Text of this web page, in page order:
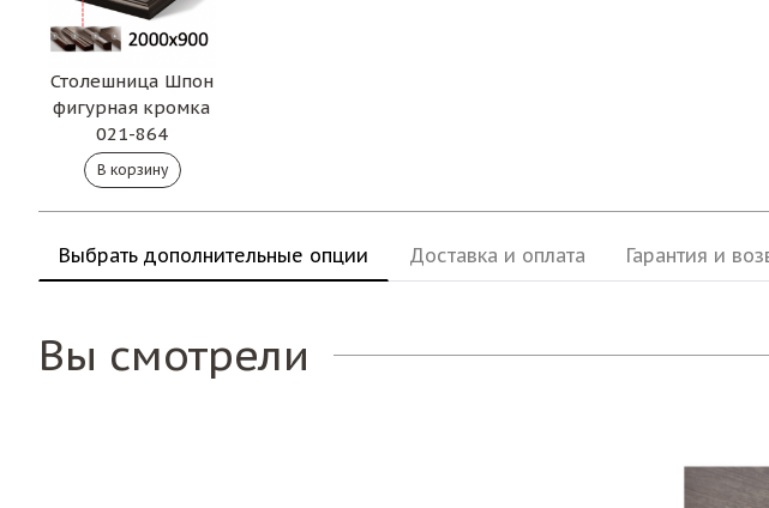
Столешница Шпон
фигурная кромка
021-864
Выбрать дополнительные опции Доставка и оплата Гарантия и
Вы смотрели